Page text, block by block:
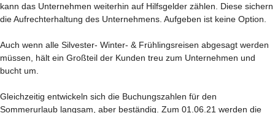
kann das Unternehmen weiterhin auf Hilfsgelder zählen. Diese sichern
die Aufrechterhaltung des Unternehmens. Aufgeben ist keine Option.
Auch wenn alle Silvester- Winter- & Frühlingsreisen abgesagt werden
müssen, hält ein Großteil der Kunden treu zum Unternehmen und
bucht um.
Gleichzeitig entwickeln sich die Buchungszahlen für den
Sommerurlaub langsam, aber beständig. Zum 01.06.21 werden die